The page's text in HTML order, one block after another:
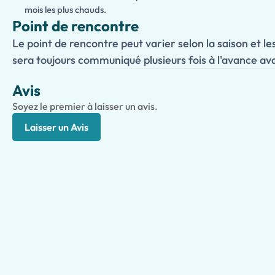
mois les plus chauds.
Point de rencontre
Le point de rencontre peut varier selon la saison et
sera toujours communiqué plusieurs fois à l'avance
Avis
Soyez le premier à laisser un avis.
Laisser un Avis